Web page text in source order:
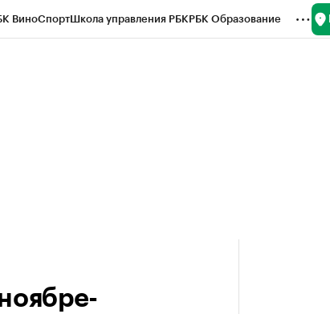
ВиноСпортШкола управления РБКРБК Образование